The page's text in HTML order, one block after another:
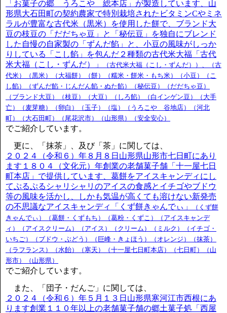
「お菓子の郷 うろこや 総本店」が製造しています、山
形県大石田町の契約農家で特別栽培されたビタミンCやミネ
ラルが豊富な古代米（黒米）を使用した餅で、ブランド大
豆の枝豆の「だだちゃ豆」と「秘伝豆」を独自にブレンド
した自慢の自家製の「ずんだ餡」と、小豆の風味がしっか
りしている「こし餡」を包んだ２種類の古代米大福「古代
米大福（こし・ずんだ）」
（古代米大福（こし・ずんだ））、（古
代米）（黒米）（大福餅）（餅）（糯米・餅米・もち米）（小豆）（こ
し餡）（ずんだ餡・じんだん餡・ぬた餡）（秘伝豆）（だだちゃ豆）
（ブランド大豆）（枝豆）（大豆）（しろ餡）（白インゲン豆）（大手
亡）（麦芽糖）（卵白）（玉子）（塩）（うろこや 谷地店）（河北
町）（大石田町）（尾花沢市）（山形県）（安全安心）
でご紹介しています。
更に、「抹茶」、及び「茶」に関しては、
２０２４（令和６）年８月８日山形県山形市七日町にあり
ます１８０４（文化元）年創業の老舗菓子舗「十一屋七日
町本店」で提供しています、葛餅をアイスキャンディにし
てぷるぷるシャリシャリのアイスの食感とイチゴやブドウ
等の風味を活かし、しかも気温が高くても溶けない新発売
の不思議なアイスキャンディ「くず餅きゃんでぃ」
（くず餅
きゃんでぃ）（葛餅・くずもち）（葛粉・くずこ）（アイスキャンデ
ィ）（アイスクリーム）（アイス）（クリーム）（ミルク）（イチゴ・
いちご）（ブドウ・ぶどう）（巨峰・きょほう）（オレンジ）（抹茶）
（ラフランス）（水飴）（寒天）（十一屋七日町本店）（七日町）（山
形市）（山形県）
でご紹介しています。
また、「団子・だんご」に関しては、
２０２４（令和６）年５月１３日山形県寒河江市西根にあ
ります創業１１０年以上の老舗菓子舗の郷土菓子処「西屋